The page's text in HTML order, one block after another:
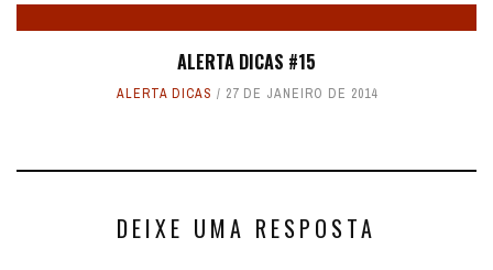
ALERTA DICAS #15
ALERTA DICAS 27 DE JANEIRO DE 2014
DEIXE UMA RESPOSTA